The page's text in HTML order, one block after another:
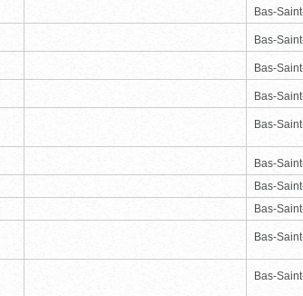
Bas-
Bas-
Bas-
Bas-
Bas-
Bas-
Bas-
Bas-
Bas-
Bas-